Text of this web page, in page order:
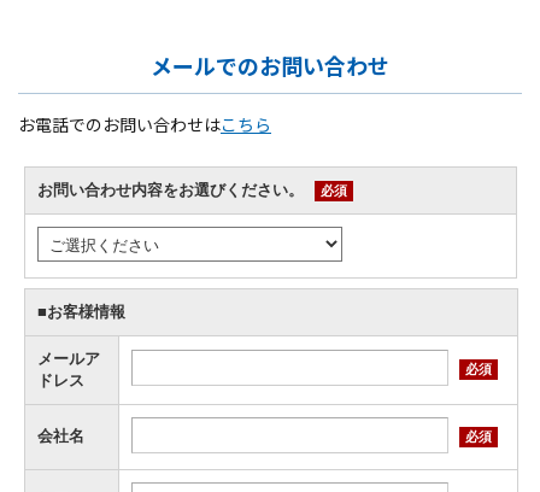
メールでのお問い合わせ
お電話でのお問い合わせはこちら
お問い合わせ内容をお選びください。 必須
■お客様情報
メールア
ドレス
必須
会社名 必須